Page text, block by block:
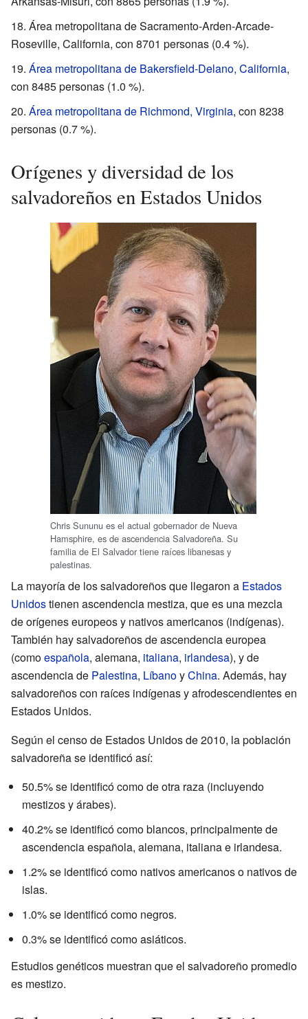
Área metropolitana de Sacramento-Arden-Arcade-
Roseville, California, con 8701 personas (0.4 %).
Área metropolitana de Bakersfield-Delano, California,
con 8485 personas (1.0 %).
Área metropolitana de Richmond, Virginia, con 8238
personas (0.7 %).
Orígenes y diversidad de los
salvadoreños en Estados Unidos
Chris Sununu es el actual gobernador de Nueva
Hamsphire, es de ascendencia Salvadoreña. Su
familia de El Salvador tiene raíces libanesas y
palestinas.
La mayoría de los salvadoreños que llegaron a Estados
Unidostienen ascendencia mestiza, que es una mezcla
de orígenes europeos y nativos americanos (indígenas).
También hay salvadoreños de ascendencia europea
(comoespañola, alemana, italiana, irlandesa), y de
ascendencia de Palestina, LíbanoyChina. Además, hay
salvadoreños con raíces indígenas y afrodescendientes en
Estados Unidos.
Según el censo de Estados Unidos de 2010, la población
salvadoreña se identificó así:
50.5% se identificó como de otra raza (incluyendo
mestizos y árabes).
40.2% se identificó como blancos, principalmente de
ascendencia española, alemana, italiana e irlandesa.
1.2% se identificó como nativos americanos o nativos de
islas.
1.0% se identificó como negros.
0.3% se identificó como asiáticos.
Estudios genéticos muestran que el salvadoreño promedio
es mestizo.